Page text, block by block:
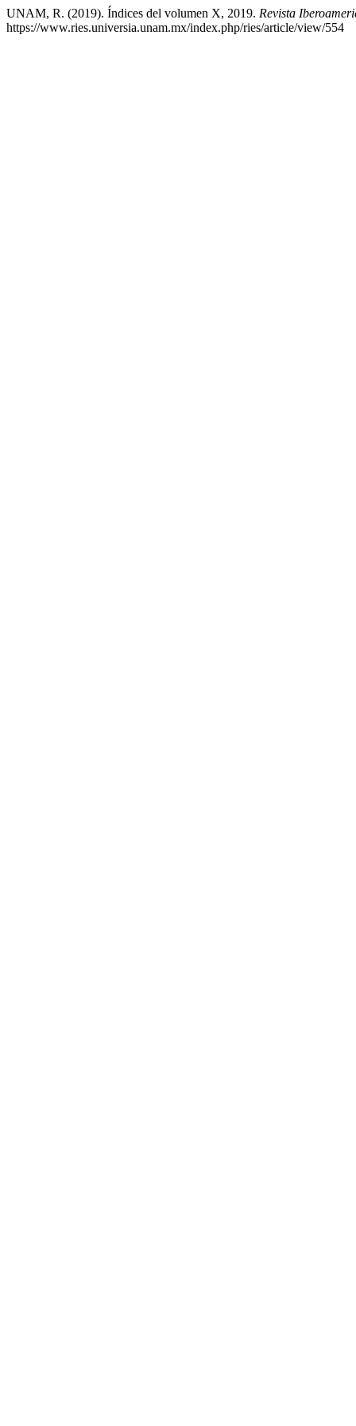
UNAM, R. (2019). Índices del volumen X, 2019. Revista
https://www.ries.universia.unam.mx/index.php/ries/article/view/554